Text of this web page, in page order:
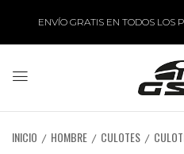
ENVÍO GRATIS EN TODOS LOS
INICIO HOMBRE CULOTES